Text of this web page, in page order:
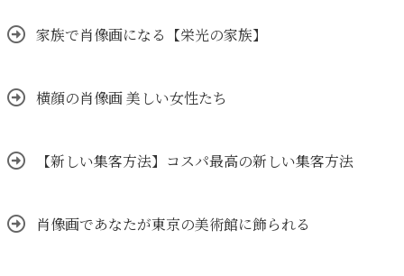
家族で肖像画になる【栄光の家族】
横顔の肖像画 美しい女性たち
【新しい集客方法】コスパ最高の新しい集客方法
肖像画であなたが東京の美術館に飾られる